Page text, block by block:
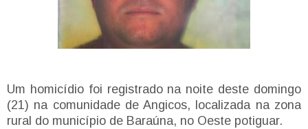
Um homicídio foi registrado na noite deste domingo
(21) na comunidade de Angicos, localizada na zona
rural do município de Baraúna, no Oeste potiguar.